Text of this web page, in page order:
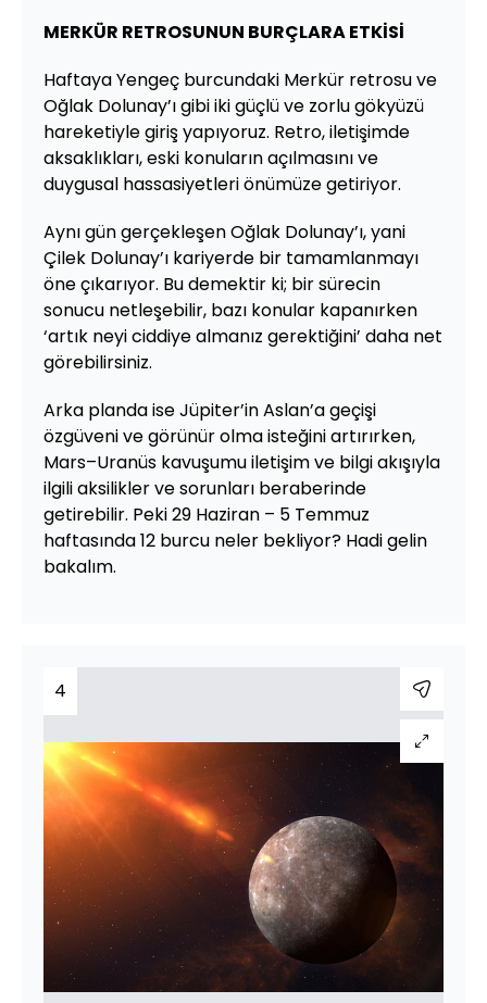
MERKÜR RETROSUNUN BURÇLARA ETKİSİ
Haftaya Yengeç burcundaki Merkür retrosu ve
Oğlak Dolunay’ı gibi iki güçlü ve zorlu gökyüzü
hareketiyle giriş yapıyoruz. Retro, iletişimde
aksaklıkları, eski konuların açılmasını ve
duygusal hassasiyetleri önümüze getiriyor.
Aynı gün gerçekleşen Oğlak Dolunay’ı, yani
Çilek Dolunay’ı kariyerde bir tamamlanmayı
öne çıkarıyor. Bu demektir ki; bir sürecin
sonucu netleşebilir, bazı konular kapanırken
‘artık neyi ciddiye almanız gerektiğini’ daha net
görebilirsiniz.
Arka planda ise Jüpiter’in Aslan’a geçişi
özgüveni ve görünür olma isteğini artırırken,
Mars–Uranüs kavuşumu iletişim ve bilgi akışıyla
ilgili aksilikler ve sorunları beraberinde
getirebilir. Peki 29 Haziran – 5 Temmuz
haftasında 12 burcu neler bekliyor? Hadi gelin
bakalım.
4